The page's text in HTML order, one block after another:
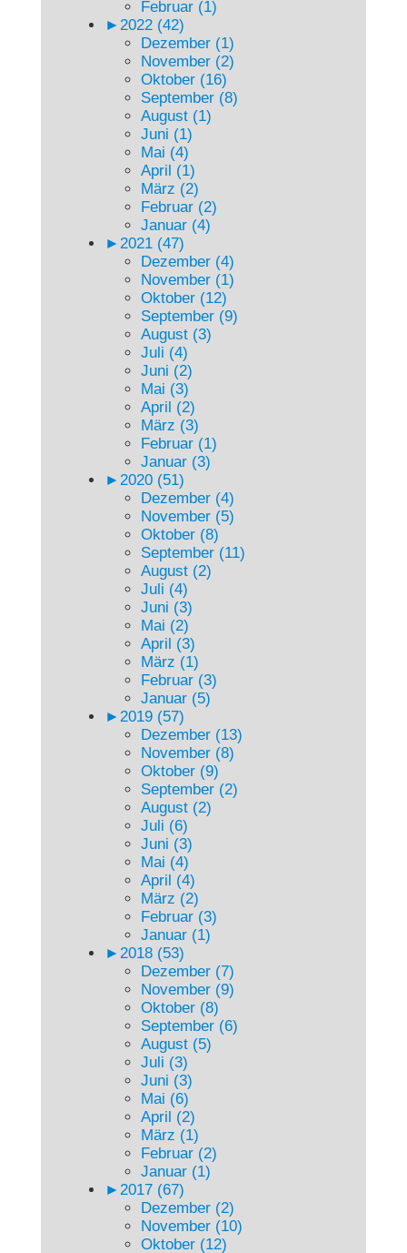
Februar (1)
► 2022 (42)
Dezember (1)
November (2)
Oktober (16)
September (8)
August (1)
Juni (1)
Mai (4)
April (1)
März (2)
Februar (2)
Januar (4)
► 2021 (47)
Dezember (4)
November (1)
Oktober (12)
September (9)
August (3)
Juli (4)
Juni (2)
Mai (3)
April (2)
März (3)
Februar (1)
Januar (3)
► 2020 (51)
Dezember (4)
November (5)
Oktober (8)
September (11)
August (2)
Juli (4)
Juni (3)
Mai (2)
April (3)
März (1)
Februar (3)
Januar (5)
► 2019 (57)
Dezember (13)
November (8)
Oktober (9)
September (2)
August (2)
Juli (6)
Juni (3)
Mai (4)
April (4)
März (2)
Februar (3)
Januar (1)
► 2018 (53)
Dezember (7)
November (9)
Oktober (8)
September (6)
August (5)
Juli (3)
Juni (3)
Mai (6)
April (2)
März (1)
Februar (2)
Januar (1)
► 2017 (67)
Dezember (2)
November (10)
Oktober (12)